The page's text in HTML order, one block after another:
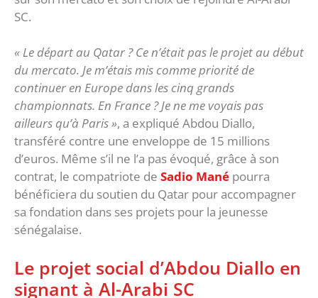
SC.
« Le départ au Qatar ? Ce n’était pas le projet au début
du mercato. Je m’étais mis comme priorité de
continuer en Europe dans les cinq grands
championnats. En France ? Je ne me voyais pas
ailleurs qu’à Paris », a expliqué Abdou Diallo,
transféré contre une enveloppe de 15 millions
d’euros. Même s’il ne l’a pas évoqué, grâce à son
contrat, le compatriote de Sadio Mané pourra
bénéficiera du soutien du Qatar pour accompagner
sa fondation dans ses projets pour la jeunesse
sénégalaise.
Le projet social d’Abdou Diallo en
signant à Al-Arabi SC